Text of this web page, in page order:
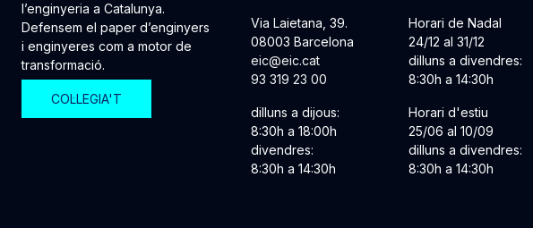
l’enginyeria a Catalunya.
Defensem el paper d’enginyers
i enginyeres com a motor de
transformació.
COL·LEGIA'T
Via Laietana, 39.
08003 Barcelona
eic@eic.cat
93 319 23 00
dilluns a dijous:
8:30h a 18:00h
divendres:
8:30h a 14:30h
Horari de Nadal
24/12 al 31/12
dilluns a divendres:
8:30h a 14:30h
Horari d'estiu
25/06 al 10/09
dilluns a divendres:
8:30h a 14:30h